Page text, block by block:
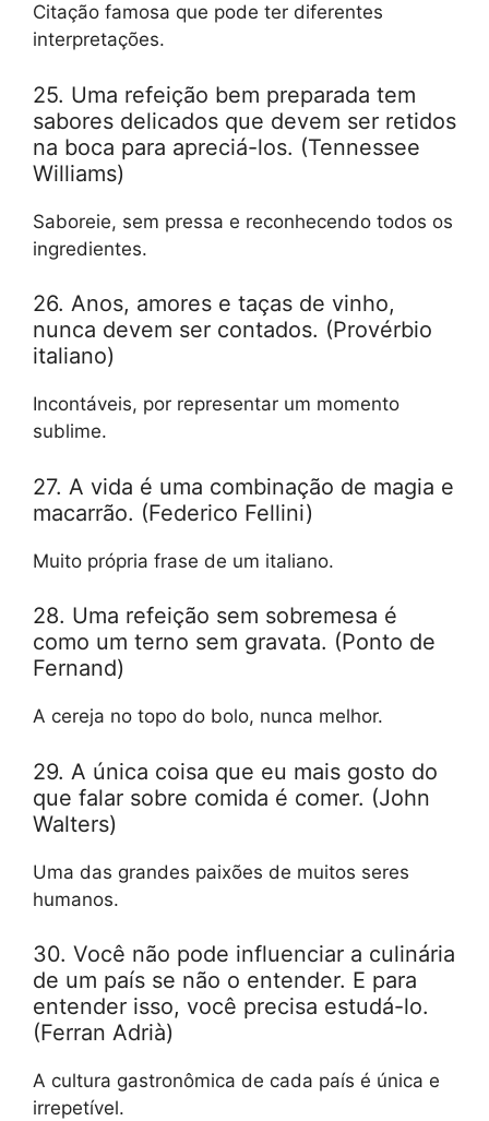
Citação famosa que pode ter diferentes
interpretações.
25. Uma refeição bem preparada tem
sabores delicados que devem ser retidos
na boca para apreciá-los. (Tennessee
Williams)
Saboreie, sem pressa e reconhecendo todos os
ingredientes.
26. Anos, amores e taças de vinho,
nunca devem ser contados. (Provérbio
italiano)
Incontáveis, por representar um momento
sublime.
27. A vida é uma combinação de magia e
macarrão. (Federico Fellini)
Muito própria frase de um italiano.
28. Uma refeição sem sobremesa é
como um terno sem gravata. (Ponto de
Fernand)
A cereja no topo do bolo, nunca melhor.
29. A única coisa que eu mais gosto do
que falar sobre comida é comer. (John
Walters)
Uma das grandes paixões de muitos seres
humanos.
30. Você não pode influenciar a culinária
de um país se não o entender. E para
entender isso, você precisa estudá-lo.
(Ferran Adrià)
A cultura gastronômica de cada país é única e
irrepetível.